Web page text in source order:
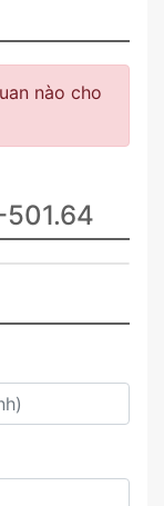
nào cho
501.64